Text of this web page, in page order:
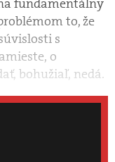
to, že
s
o
bohužiaľ, nedá.